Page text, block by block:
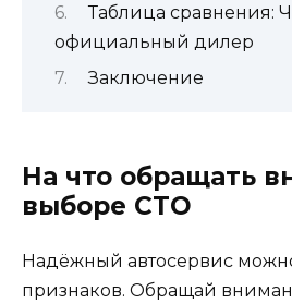
Таблица сравнения:
официальный дилер
Заключение
На что обращать
выборе СТО
Надёжный автосервис
признаков. Обращай